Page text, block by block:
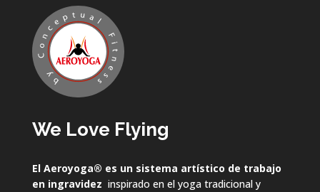
We Love Flying
El Aeroyoga® es un sistema artístico de trabajo
en ingravidez inspirado en el yoga tradicional y